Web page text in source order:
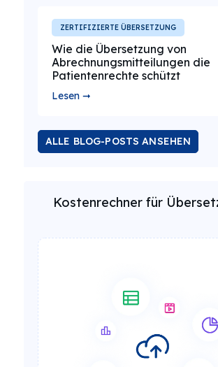
ZERTIFIZIERTE ÜBERSETZUNG
Wie die Übersetzung von
Abrechnungsmitteilungen die
Patientenrechte schützt
Lesen ➞
ALLE BLOG-POSTS ANSEHEN
Kostenrechner für